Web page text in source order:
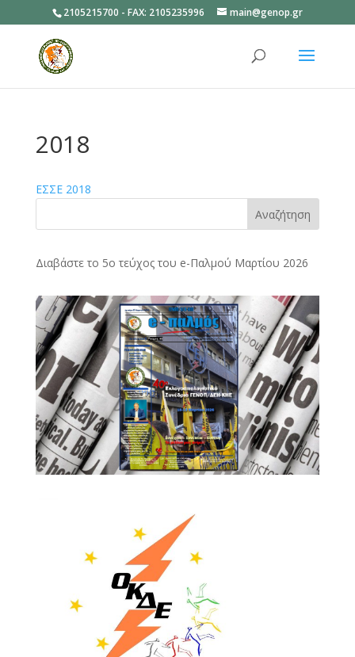
2105215700 - FAX: 2105235996 main@genop.gr
2018
ΕΣΣΕ 2018
Αναζήτηση
Διαβάστε το 5ο τεύχος του e-Παλμού Μαρτίου 2026